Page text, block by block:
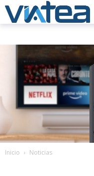
Inicio Noticias